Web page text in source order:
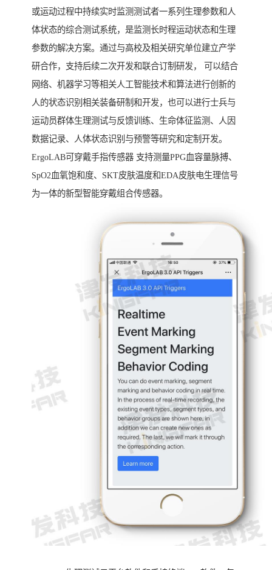
或运动过程中持续实时监测测试者一系列生理参数和人
体状态的综合测试系统，是监测长时程运动状态和生理
参数的解决方案。通过与高校及相关研究单位建立产学
研合作，支持后续二次开发和联合订制研发， 可以结合
网络、机器学习等相关人工智能技术和算法进行创新的
人的状态识别相关装备研制和开发，也可以进行士兵与
运动员群体生理测试与反馈训练、生命体征监测、人因
数据记录、人体状态识别与预警等研究和定制开发。
ErgoLAB可穿戴手指传感器 支持测量PPG血容量脉搏、
SpO2血氧饱和度、SKT皮肤温度和EDA皮肤电生理信号
为一体的新型智能穿戴组合传感器。